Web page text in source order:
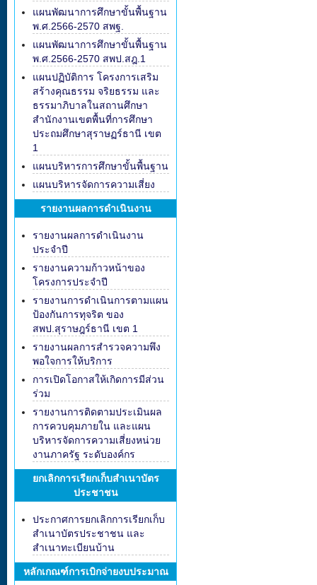
แผนพัฒนาการศึกษาขั้นพื้นฐาน
พ.ศ.2566-2570 สพฐ.
แผนพัฒนาการศึกษาขั้นพื้นฐาน
พ.ศ.2566-2570 สพป.สฎ.1
แผนปฏิบัติการ โครงการเสริม
สร้างคุณธรรม จริยธรรม และ
ธรรมาภิบาลในสถานศึกษา
สำนักงานเขตพื้นที่การศึกษา
ประถมศึกษาสุราษฏร์ธานี เขต
1
แผนบริหารการศึกษาขั้นพื้นฐาน
แผนบริหารจัดการความเสี่ยง
รายงานผลการดำเนินงาน
รายงานผลการดำเนินงาน
ประจำปี
รายงานความก้าวหน้าของ
โครงการประจำปี
รายงานการดำเนินการตามแผน
ป้องกันการทุจริต ของ
สพป.สุราษฎร์ธานี เขต 1
รายงานผลการสำรวจความพึง
พอใจการให้บริการ
การเปิดโอกาสให้เกิดการมีส่วน
ร่วม
รายงานการติดตามประเมินผล
การควบคุมภายใน และแผน
บริหารจัดการความเสี่ยงหน่วย
งานภาครัฐ ระดับองค์กร
ยกเลิกการเรียกเก็บสำเนาบัตร
ประชาชน
ประกาศการยกเลิกการเรียกเก็บ
สำเนาบัตรประชาชน และ
สำเนาทะเบียนบ้าน
หลักเกณฑ์การเบิกจ่ายงบประมาณ